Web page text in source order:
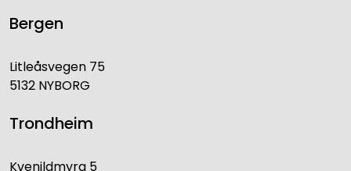
Bergen
Litleåsvegen 75
5132 NYBORG
Trondheim
Kvenildmyra 5